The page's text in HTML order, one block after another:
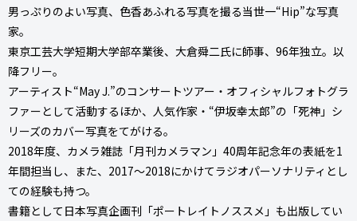
男っぷりのよい写真、色香あふれる写真を撮る当世一“Hip”な写真
家。
東京工芸大学短期大学部卒業後、大倉舜二氏に師事、96年独立。以
降フリー。
アーティスト“May J.”のコンサートツアー・オフィシャルフォトグラ
ファーとして活動するほか、人気作家・“伊坂幸太郎”の「死神」シ
リーズのカバー写真をてがける。
2018年度、カメラ雑誌「月刊カメラマン」40周年記念年の表紙を1
年間担当し、また、2017～2018にかけてラジオパーソナリティとし
ての経験も持つ。
書籍として日本写真企画刊「ポートレイトノススメ」も出版してい